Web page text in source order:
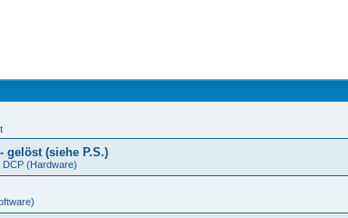
gelöst (siehe P.S.)
DCP (Hardware)